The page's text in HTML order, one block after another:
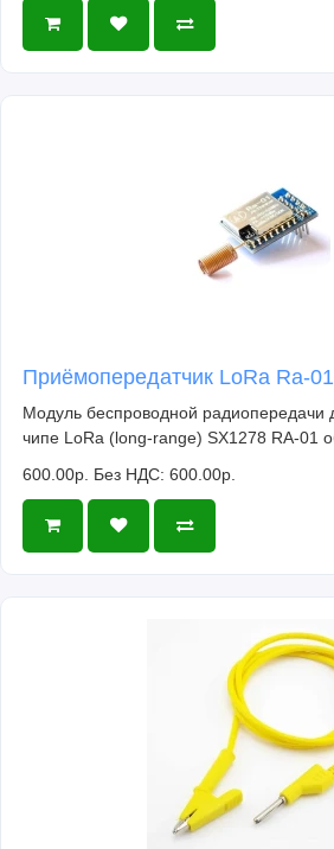
Приёмопередатчик LoRa Ra-01
Модуль беспроводной
чипе LoRa (long-range) SX1278 RA-01
600.00р. Без НДС: 600.00р.